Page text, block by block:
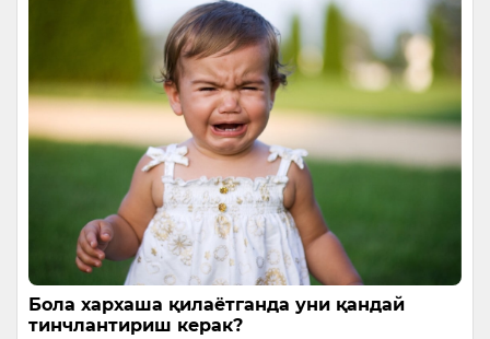
Бола хархаша қилаётганда уни қандай
тинчлантириш керак?